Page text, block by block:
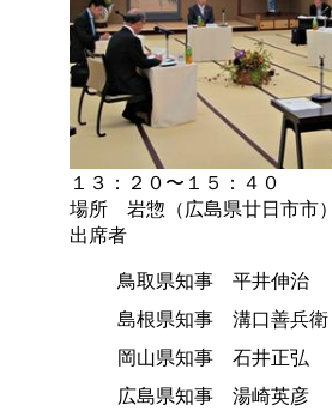
１３：２０〜１５：４０
場所 岩惣（広島県廿日市市）
出席者
鳥取県知事 平井伸治
島根県知事 溝口善兵衛
岡山県知事 石井正弘
広島県知事 湯崎英彦